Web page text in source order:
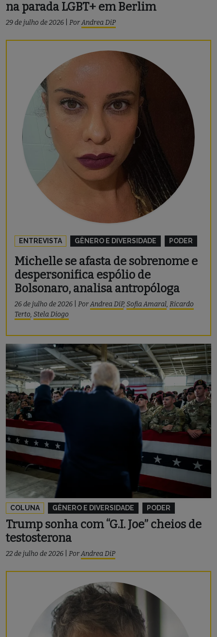
na parada LGBT+ em Berlim
29 de julho de 2026 PorAndrea DiP
ENTREVISTA GÊNERO E DIVERSIDADE PODER
Michelle se afasta de sobrenome e
despersonifica espólio de
Bolsonaro, analisa antropóloga
26 de julho de 2026 PorAndrea DiP, Sofia Amaral, Ricardo
Terto, Stela Diogo
COLUNA GÊNERO E DIVERSIDADE PODER
Trump sonha com “G.I. Joe” cheios de
testosterona
22 de julho de 2026 PorAndrea DiP